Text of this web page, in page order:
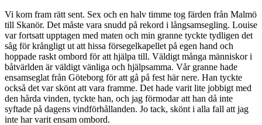
Vi kom fram rätt sent. Sex och en halv timme tog färden från Malmö
till Skanör. Det måste vara snudd på rekord i långsamsegling. Louise
var fortsatt upptagen med maten och min granne tyckte tydligen det
såg för krångligt ut att hissa försegelkapellet på egen hand och
hoppade raskt ombord för att hjälpa till. Väldigt många människor i
båtvärlden är väldigt vänliga och hjälpsamma. Vår granne hade
ensamseglat från Göteborg för att gå på fest här nere. Han tyckte
också det var skönt att vara framme. Det hade varit lite jobbigt med
den hårda vinden, tyckte han, och jag förmodar att han då inte
syftade på dagens vindförhållanden. Jo tack, skönt i alla fall att jag
inte har varit ensam ombord.